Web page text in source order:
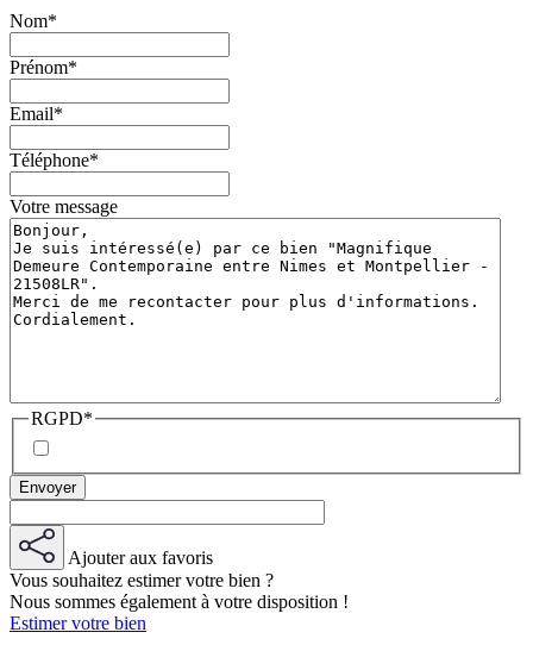
Nom*
Prénom*
Email*
Téléphone*
Votre message
RGPD*
Ajouter aux favoris
Vous souhaitez estimer votre bien ?
Nous sommes également à votre disposition !
Estimer votre bien